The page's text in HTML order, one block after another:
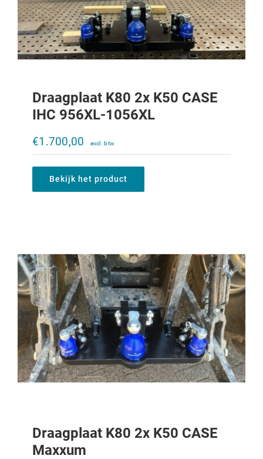
Draagplaat K80 2x K50 CASE
IHC 956XL-1056XL
€1.700,00
Bekijk het product
€1.700,00
Draagplaat K80 2x K50 CASE
Maxxum